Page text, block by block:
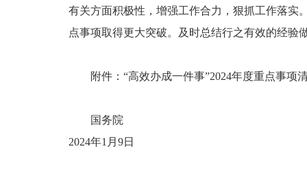
有关方面积极性，增强工作合力，狠抓工作落实
点事项取得更大突破。及时总结行之有效的经验
附件：“高效办成一件事”2024年度重点事项
国务院
2024年1月9日